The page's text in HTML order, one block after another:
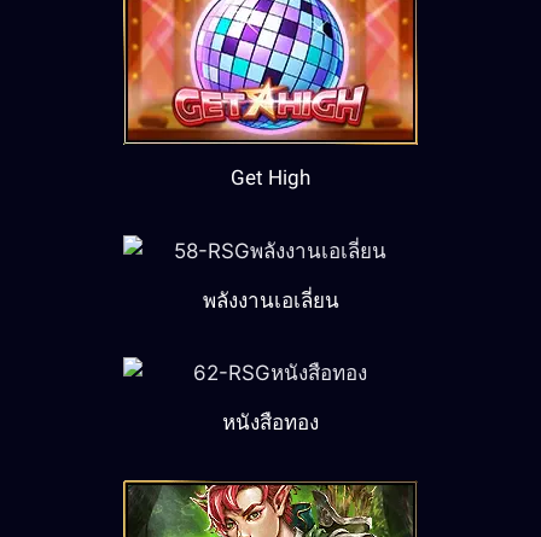
Get High
พลังงานเอเลี่ยน
หนังสือทอง